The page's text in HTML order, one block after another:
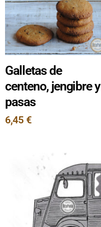
Galletas de
centeno, jengibre y
pasas
6,45 €